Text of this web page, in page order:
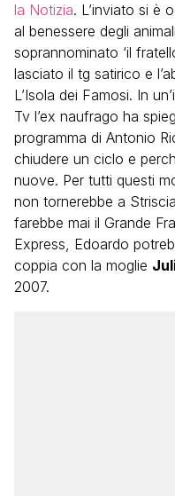
la Notizia. L’inviato si è
al benessere degli
soprannominato ‘il
lasciato il tg satirico e
L’Isola dei Famosi. In
Tv l’ex naufrago ha
programma di Antonio
chiudere un ciclo e
nuove. Per tutti questi
non tornerebbe a
farebbe mai il Grande
Express, Edoardo
coppia con la moglie
2007.